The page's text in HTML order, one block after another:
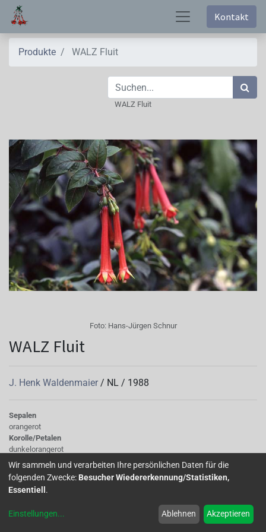
Kontakt
Produkte WALZ Fluit
WALZ Fluit
Foto: Hans-Jürgen Schnur
WALZ Fluit
J. Henk Waldenmaier / NL / 1988
Sepalen
orangerot
Korolle/Petalen
dunkelorangerot
Knospe/Blüte
einfach, mittelgross
Wuchs
halb hängend
Wir sammeln und verarbeiten Ihre persönlichen Daten für die
folgenden Zwecke: Besucher Wiedererkennung/Statistiken,
Essentiell .
Einstellungen... Ablehnen Akzeptieren